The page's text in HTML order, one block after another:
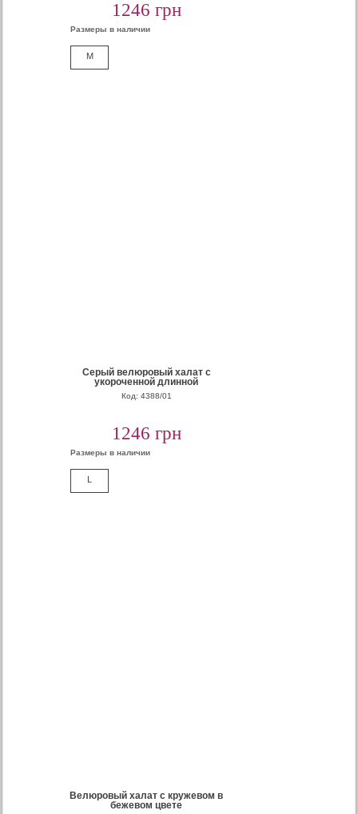
1246 грн
Размеры в наличии
M
Серый велюровый халат с
укороченной длинной
Код: 4388/01
1246 грн
Размеры в наличии
L
Велюровый халат с кружевом в
бежевом цвете